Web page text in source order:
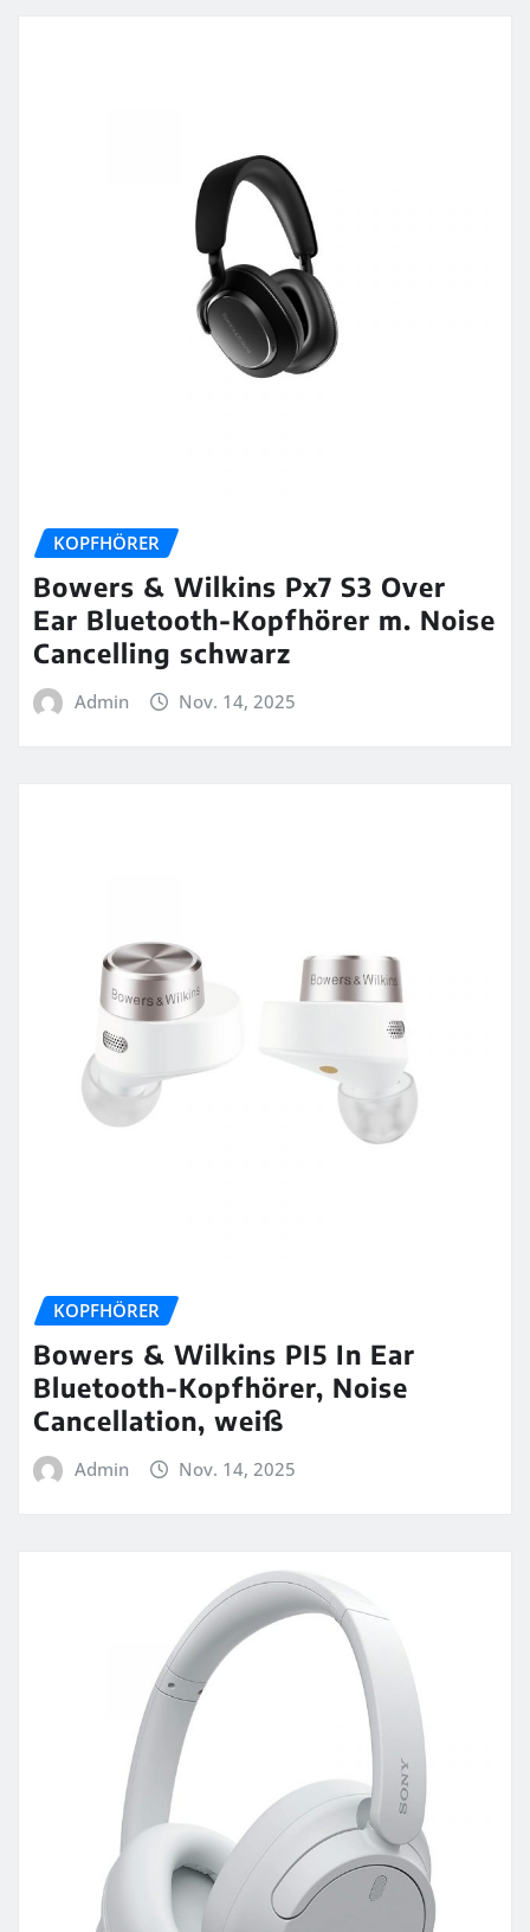
KOPFHÖRER
Bowers & Wilkins Px7 S3 Over
Ear Bluetooth-Kopfhörer m. Noise
Cancelling schwarz
Admin Nov. 14, 2025
KOPFHÖRER
Bowers & Wilkins PI5 In Ear
Bluetooth-Kopfhörer, Noise
Cancellation, weiß
Admin Nov. 14, 2025